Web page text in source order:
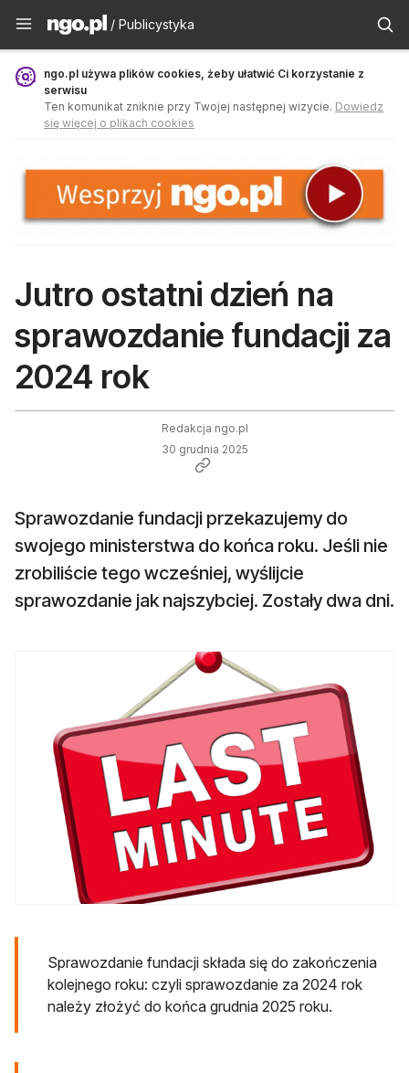
Publicystyka - ngo.pl
/ Publicystyka
ngo.pl używa plików cookies, żeby ułatwić Ci korzystanie z
serwisu
Ten komunikat zniknie przy Twojej następnej wizycie. Dowiedz
się więcej o plikach cookies
Jutro ostatni dzień na
sprawozdanie fundacji za
2024 rok
Redakcja ngo.pl
30 grudnia 2025
Sprawozdanie fundacji przekazujemy do
swojego ministerstwa do końca roku. Jeśli nie
zrobiliście tego wcześniej, wyślijcie
sprawozdanie jak najszybciej. Zostały dwa dni.
Sprawozdanie fundacji składa się do zakończenia
kolejnego roku: czyli sprawozdanie za 2024 rok
należy złożyć do końca grudnia 2025 roku.